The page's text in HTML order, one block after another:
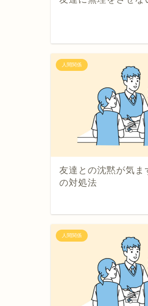
人間関係
友達との沈黙が気ま
の対処法
人間関係